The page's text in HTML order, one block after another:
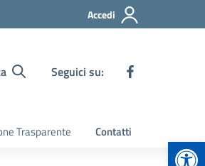
Accedi
Seguici su:
Trasparente Contatti